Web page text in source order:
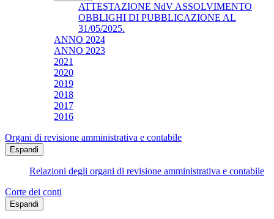
ATTESTAZIONE NdV ASSOLVIMENTO
OBBLIGHI DI PUBBLICAZIONE AL
31/05/2025.
ANNO 2024
ANNO 2023
2021
2020
2019
2018
2017
2016
Organi di revisione amministrativa e contabile
Espandi
Relazioni degli organi di revisione amministrativa e contabile
Corte dei conti
Espandi